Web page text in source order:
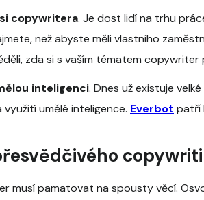
copywritera. Je dost lidí na trhu
než abyste měli vlastního
zda si s vaším tématem copywriter
inteligenci. Dnes už existuje
využití umělé inteligence. Everbot patří
musí pamatovat na spousty věcí.